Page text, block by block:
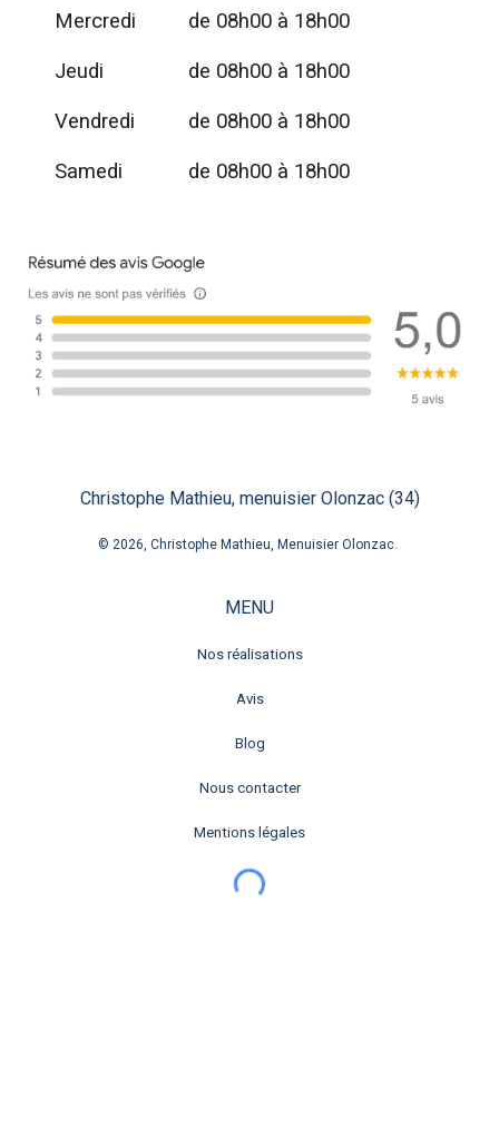
Mercredi de 08h00 à 18h00
Jeudi de 08h00 à 18h00
Vendredi de 08h00 à 18h00
Samedi de 08h00 à 18h00
Christophe Mathieu, menuisier Olonzac (34)
© 2026, Christophe Mathieu, Menuisier Olonzac.
MENU
Nos réalisations
Avis
Blog
Nous contacter
Mentions légales